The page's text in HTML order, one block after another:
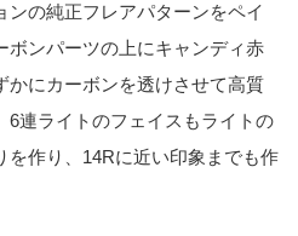
ンの純正フレアパターンをペイ
ボンパーツの上にキャンディ赤
かにカーボンを透けさせて高質
6連ライトのフェイスもライトの
を作り、14Rに近い印象までも作